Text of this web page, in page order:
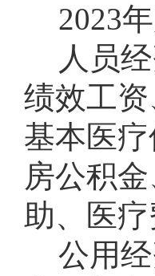
2023
人员
绩效工
基本医
房公积
助、医
公用